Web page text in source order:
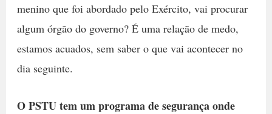
menino que foi abordado pelo Exército, vai procurar
algum órgão do governo? É uma relação de medo,
estamos acuados, sem saber o que vai acontecer no
dia seguinte.
O PSTU tem um programa de segurança onde